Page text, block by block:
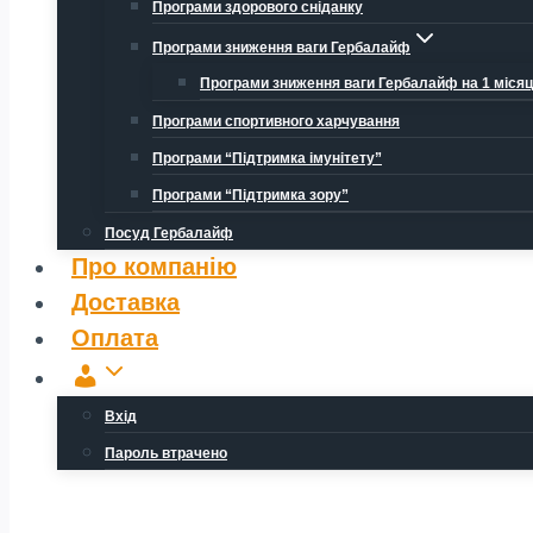
Програми здорового сніданку
Програми зниження ваги Гербалайф
Програми зниження ваги Гербалайф на 1
Програми спортивного харчування
Програми “Підтримка імунітету”
Програми “Підтримка зору”
Посуд Гербалайф
Про компанію
Доставка
Оплата
Обліковий
запис
Вхід
Пароль втрачено